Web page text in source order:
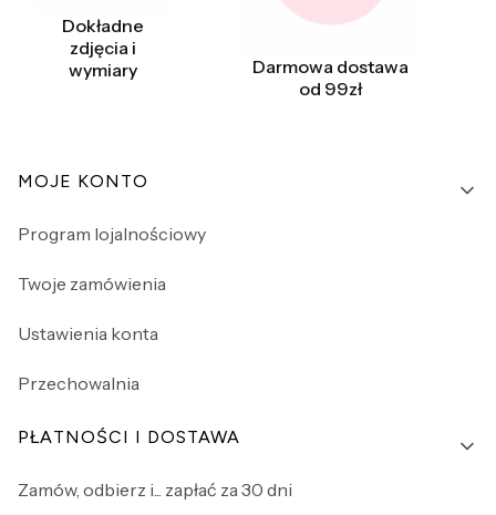
Dokładne
zdjęcia i
wymiary
Darmowa dostawa
od 99zł
Linki w stopce
MOJE KONTO
Program lojalnościowy
Twoje zamówienia
Ustawienia konta
Przechowalnia
PŁATNOŚCI I DOSTAWA
Zamów, odbierz i... zapłać za 30 dni